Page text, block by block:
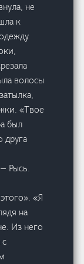
не
к
волосы
«Твое
был
друга
Рысь.
«Я
на
Из него